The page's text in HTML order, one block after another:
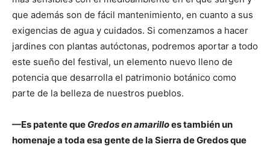
que además son de fácil mantenimiento, en cuanto a sus
exigencias de agua y cuidados. Si comenzamos a hacer
jardines con plantas autóctonas, podremos aportar a todo
este sueño del festival, un elemento nuevo lleno de
potencia que desarrolla el patrimonio botánico como
parte de la belleza de nuestros pueblos.
—Es patente que Gredos en amarilloes también un
homenaje a toda esa gente de la Sierra de Gredos que